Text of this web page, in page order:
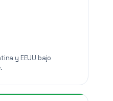
y EEUU bajo